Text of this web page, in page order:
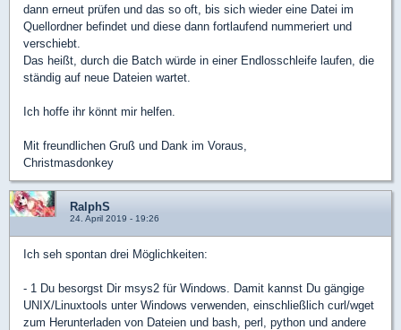
dann erneut prüfen und das so oft, bis sich wieder eine Datei im
Quellordner befindet und diese dann fortlaufend nummeriert und
verschiebt.
Das heißt, durch die Batch würde in einer Endlosschleife laufen, die
ständig auf neue Dateien wartet.
Ich hoffe ihr könnt mir helfen.
Mit freundlichen Gruß und Dank im Voraus,
Christmasdonkey
RalphS
24. April 2019 - 19:26
Ich seh spontan drei Möglichkeiten:
- 1 Du besorgst Dir msys2 für Windows. Damit kannst Du gängige
UNIX/Linuxtools unter Windows verwenden, einschließlich curl/wget
zum Herunterladen von Dateien und bash, perl, python und andere